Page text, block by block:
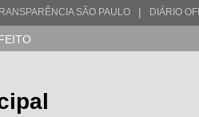
SÃO PAULO | DIÁRIO